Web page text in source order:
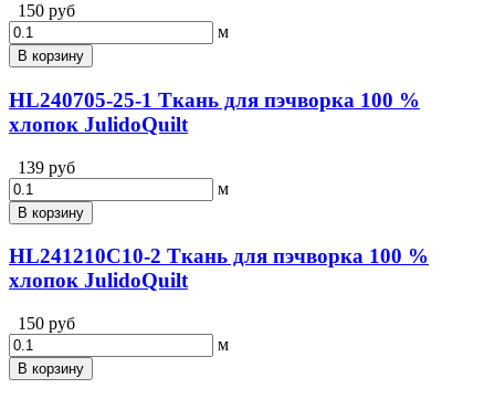
150 руб
м
В корзину
HL240705-25-1 Ткань для пэчворка 100 %
хлопок JulidoQuilt
139 руб
м
В корзину
HL241210С10-2 Ткань для пэчворка 100 %
хлопок JulidoQuilt
150 руб
м
В корзину